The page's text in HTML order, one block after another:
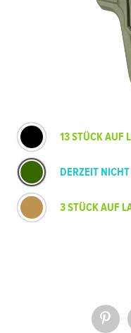
13 STÜCK AUF
DERZEIT
3 STÜCK AUF